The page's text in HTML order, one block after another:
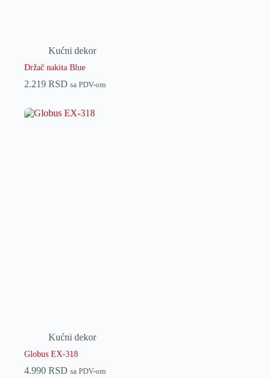
Kućni dekor
Držač nakita Blue
2.219 RSD sa PDV-om
Kućni dekor
Globus EX-318
4.990 RSD sa PDV-om